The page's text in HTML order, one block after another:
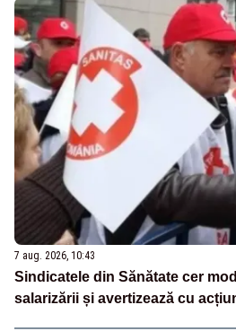
7 aug. 2026, 10:43
Sindicatele din Sănătate cer
salarizării și avertizează cu